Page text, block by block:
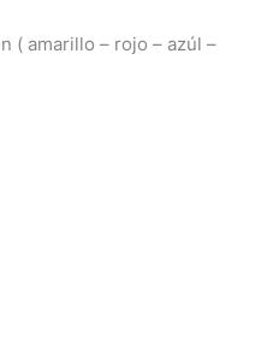
( amarillo – rojo – azúl –